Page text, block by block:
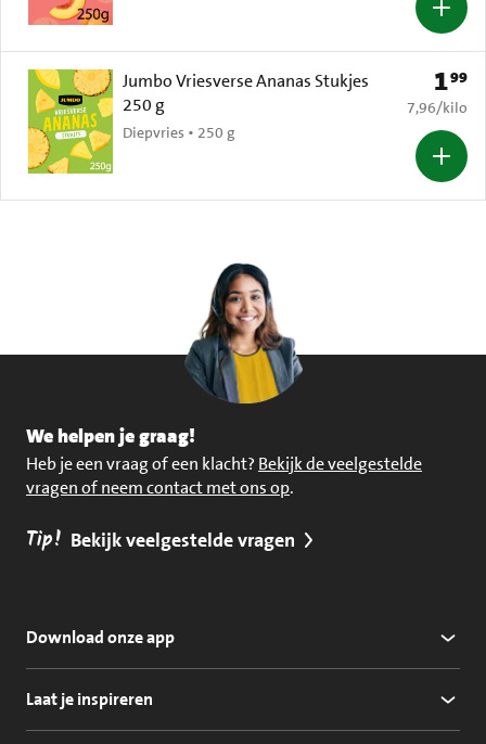
Jumbo Vriesverse Ananas Stukjes
250 g
Diepvries • 250 g
Prijs:
199
€ 7,96 per
7,96/kilo
We helpen je graag!
Heb je een vraag of een klacht? Bekijk de veelgestelde
vragen of neem contact met ons op.
Tip! Bekijk veelgestelde vragen
Download onze app
Laat je inspireren